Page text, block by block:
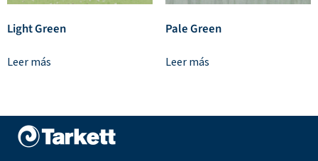
Light Green
Leer más
Pale Green
Leer más